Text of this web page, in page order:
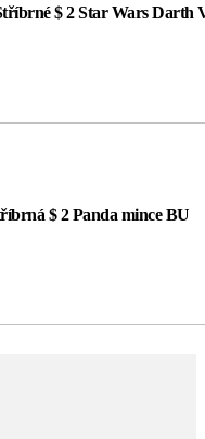
$ 2 Star Wars Darth
$ 2 Panda mince BU